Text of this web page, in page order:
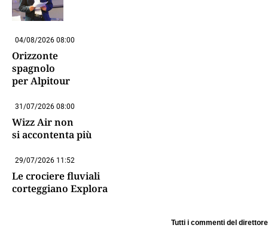
04/08/2026 08:00
Orizzonte
spagnolo
per Alpitour
31/07/2026 08:00
Wizz Air non
si accontenta più
29/07/2026 11:52
Le crociere fluviali
corteggiano Explora
Tutti i commenti del direttore